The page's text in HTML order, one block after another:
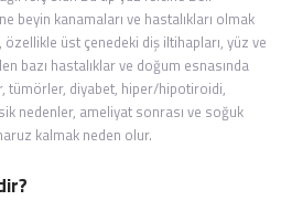
beyin kanamaları ve hastalıkları olmak
üst çenedeki diş iltihapları, yüz ve
bazı hastalıklar ve doğum esnasında
tümörler, diyabet, hiper/hipotiroidi,
nedenler, ameliyat sonrası ve soğuk
kalmak neden olur.